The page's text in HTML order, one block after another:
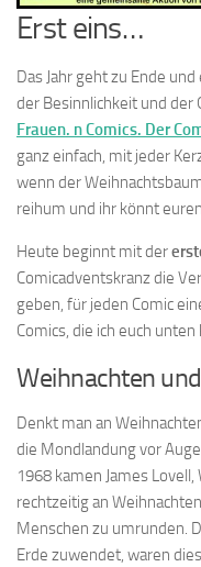
Erst eins…
Das Jahr geht zu Ende
der Besinnlichkeit und der
Frauen. n Comics. Der
ganz einfach, mit jeder
wenn der
reihum und ihr könnt
Heute beginnt mit der
Comicadventskranz die
geben, für jeden Comic
Comics, die ich euch
Weihnachten
Denkt man an
die Mondlandung vor
1968 kamen James
rechtzeitig an
Menschen zu umrunden.
Erde zuwendet, waren